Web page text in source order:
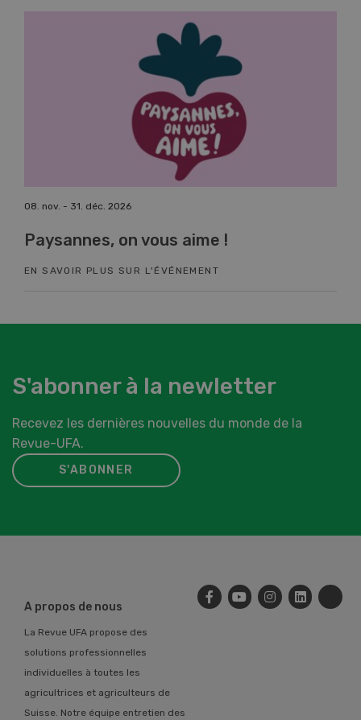
08. nov. - 31. déc. 2026
Paysannes, on vous aime !
EN SAVOIR PLUS SUR L'ÉVÉNEMENT
S'abonner à la newletter
Recevez les dernières nouvelles du monde de la
Revue-UFA.
S'ABONNER
A propos de nous
La Revue UFA propose des
solutions professionnelles
individuelles à toutes les
agricultrices et agriculteurs de
Suisse. Notre équipe entretien des